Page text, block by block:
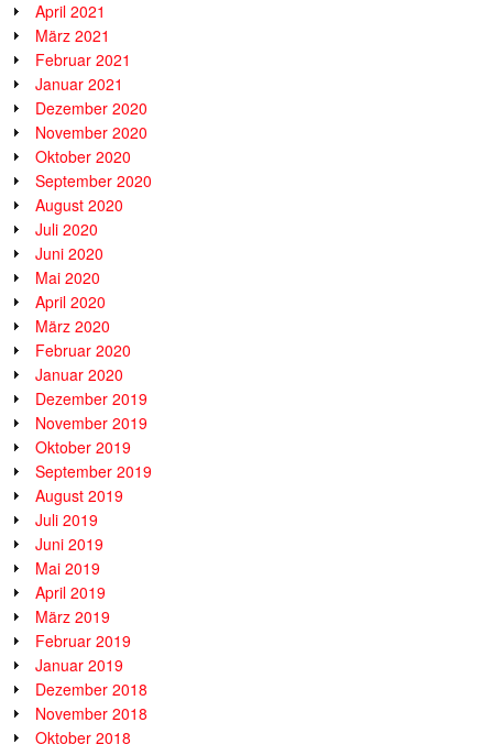
April 2021
März 2021
Februar 2021
Januar 2021
Dezember 2020
November 2020
Oktober 2020
September 2020
August 2020
Juli 2020
Juni 2020
Mai 2020
April 2020
März 2020
Februar 2020
Januar 2020
Dezember 2019
November 2019
Oktober 2019
September 2019
August 2019
Juli 2019
Juni 2019
Mai 2019
April 2019
März 2019
Februar 2019
Januar 2019
Dezember 2018
November 2018
Oktober 2018